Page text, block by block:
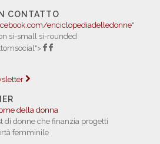
CONTATTO
enciclopediadelledonne"
si-small si-rounded
della donna
di donne che finanzia progetti
femminile